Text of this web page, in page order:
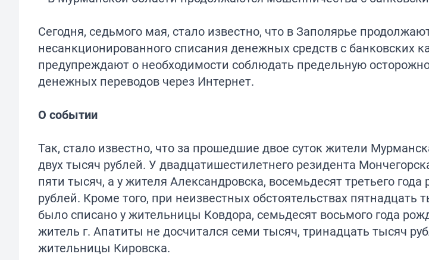
Сегодня, седьмого мая, стало известно, что в Заполярье
несанкционированного списания денежных средств с банковских
предупреждают о необходимости соблюдать предельную
денежных переводов через Интернет.
О событии
Так, стало известно, что за прошедшие двое суток жители
двух тысяч рублей. У двадцатишестилетнего резидента
пяти тысяч, а у жителя Александровска, восемьдесят третьего
рублей. Кроме того, при неизвестных обстоятельствах пятнадцать
было списано у жительницы Ковдора, семьдесят восьмого года
житель г. Апатиты не досчитался семи тысяч, тринадцать тысяч
жительницы Кировска.